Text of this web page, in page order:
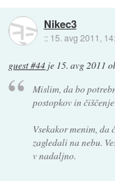
Nikec3
:: 15. avg 2011,
guest #44 je 15. avg 2011
Mislim, da bo
postopkov in
Vsekakor menim,
zagledali na nebu.
v nadaljno.